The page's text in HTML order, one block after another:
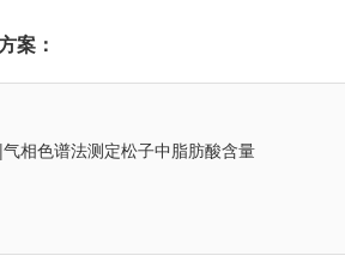
案：
相色谱法测定松子中脂肪酸含量